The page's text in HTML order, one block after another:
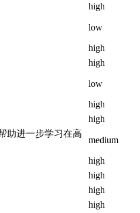
high
low
high
high
low
high
high
助进一步学习在高
medium
high
high
high
high